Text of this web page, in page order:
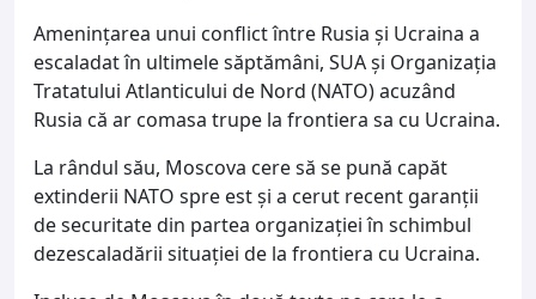
Ameninţarea unui conflict între Rusia şi Ucraina a
escaladat în ultimele săptămâni, SUA şi Organizaţia
Tratatului Atlanticului de Nord (NATO) acuzând
Rusia că ar comasa trupe la frontiera sa cu Ucraina.
La rândul său, Moscova cere să se pună capăt
extinderii NATO spre est şi a cerut recent garanţii
de securitate din partea organizaţiei în schimbul
dezescaladării situaţiei de la frontiera cu Ucraina.